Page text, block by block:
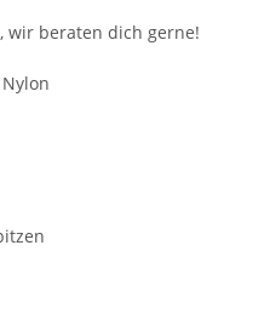
wir beraten dich gerne!